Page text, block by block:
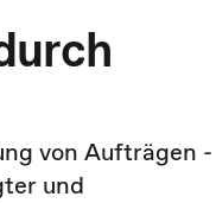
von Aufträgen -
und